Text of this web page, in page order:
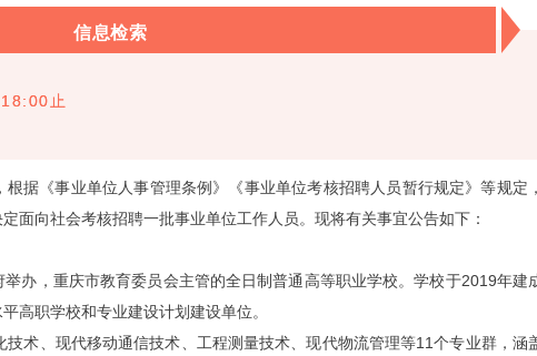
信息检索
止
据《事业单位人事管理条例》《事业单位考核招聘人员暂行规定》等规定，
面向社会考核招聘一批事业单位工作人员。现将有关事宜公告如下：
办，重庆市教育委员会主管的全日制普通高等职业学校。学校于2019年建
高职学校和专业建设计划建设单位。
术、现代移动通信技术、工程测量技术、现代物流管理等11个专业群，涵